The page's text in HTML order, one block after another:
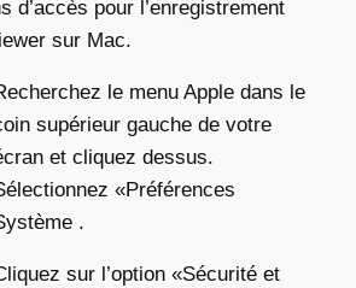
d’accès pour l’enregistrement
sur Mac.
le menu Apple dans le
supérieur gauche de votre
et cliquez dessus.
«Préférences
.
sur l’option «Sécurité et